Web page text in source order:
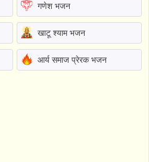
गणेश भजन
खाटू श्याम भजन
आर्य समाज प्रेरक भजन